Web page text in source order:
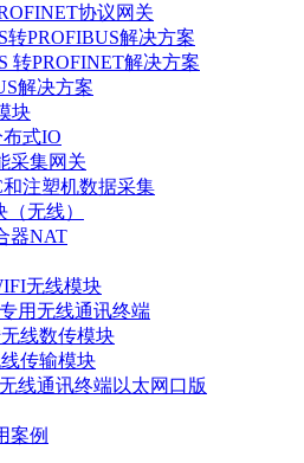
协议网关
转PROFIBUS解决方案
转PROFINET解决方案
解决方案
块
布式IO
采集网关
注塑机数据采集
无线）
器NAT
无线模块
用无线通讯终端
线数传模块
传输模块
线通讯终端以太网口版
案例